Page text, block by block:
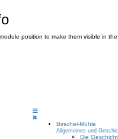
position to make them visible in the
Birschel-Mühle
Allgemeines und
Die